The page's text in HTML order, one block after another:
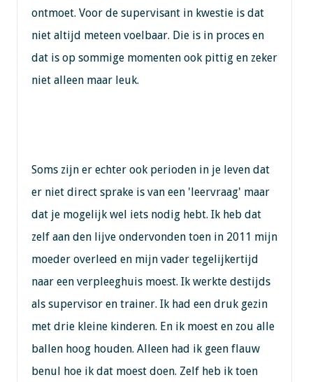
ontmoet. Voor de supervisant in kwestie is dat
niet altijd meteen voelbaar. Die is in proces en
dat is op sommige momenten ook pittig en zeker
niet alleen maar leuk.
Soms zijn er echter ook perioden in je leven dat
er niet direct sprake is van een 'leervraag' maar
dat je mogelijk wel iets nodig hebt. Ik heb dat
zelf aan den lijve ondervonden toen in 2011 mijn
moeder overleed en mijn vader tegelijkertijd
naar een verpleeghuis moest. Ik werkte destijds
als supervisor en trainer. Ik had een druk gezin
met drie kleine kinderen. En ik moest en zou alle
ballen hoog houden. Alleen had ik geen flauw
benul hoe ik dat moest doen. Zelf heb ik toen